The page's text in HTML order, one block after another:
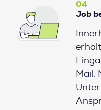
04
Job
Mail.